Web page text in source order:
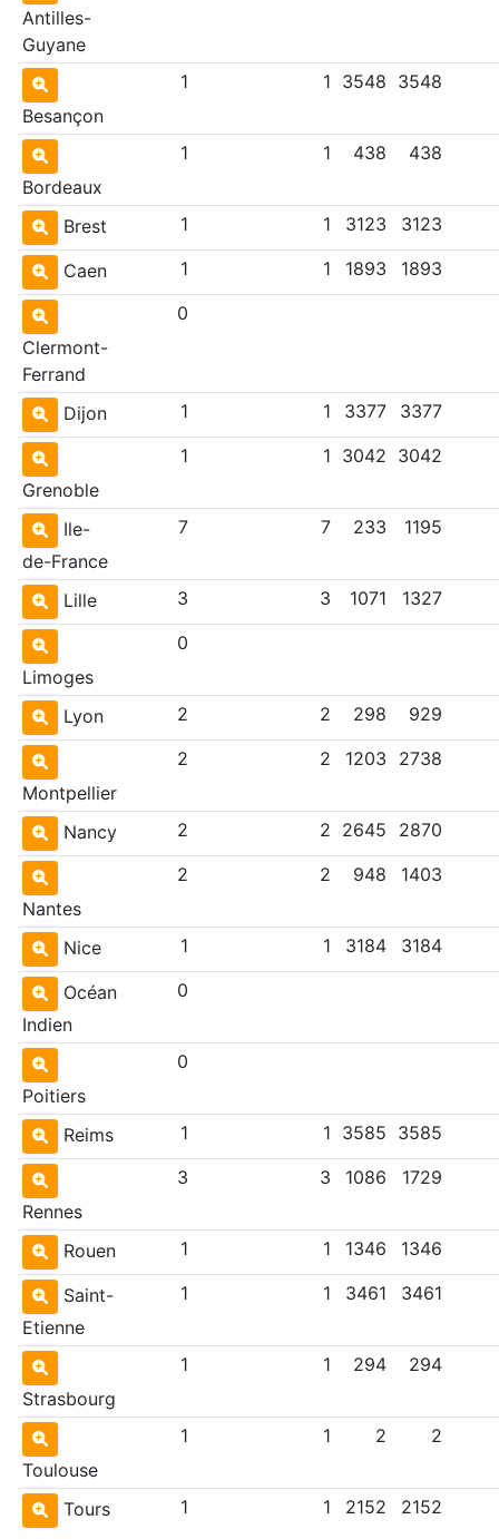
Antilles-
Guyane
Besançon
1 1 3548 3548
Bordeaux
1 1 438 438
Brest 1 1 3123 3123
Caen 1 1 1893 1893
Clermont-
Ferrand
0
Dijon 1 1 3377 3377
Grenoble
1 1 3042 3042
Ile-
de-France
7 7 233 1195
Lille 3 3 1071 1327
Limoges
0
Lyon 2 2 298 929
Montpellier
2 2 1203 2738
Nancy 2 2 2645 2870
Nantes
2 2 948 1403
Nice 1 1 3184 3184
Océan
Indien
0
Poitiers
0
Reims 1 1 3585 3585
Rennes
3 3 1086 1729
Rouen 1 1 1346 1346
Saint-
Etienne
1 1 3461 3461
Strasbourg
1 1 294 294
Toulouse
1 1 2 2
Tours 1 1 2152 2152